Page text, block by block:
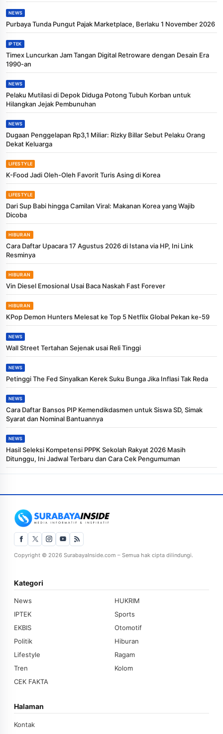
NEWS
Purbaya Tunda Pungut Pajak Marketplace, Berlaku 1 November 2026
IPTEK
Timex Luncurkan Jam Tangan Digital Retroware dengan Desain Era
1990-an
NEWS
Pelaku Mutilasi di Depok Diduga Potong Tubuh Korban untuk
Hilangkan Jejak Pembunuhan
NEWS
Dugaan Penggelapan Rp3,1 Miliar: Rizky Billar Sebut Pelaku Orang
Dekat Keluarga
LIFESTYLE
K-Food Jadi Oleh-Oleh Favorit Turis Asing di Korea
LIFESTYLE
Dari Sup Babi hingga Camilan Viral: Makanan Korea yang Wajib
Dicoba
HIBURAN
Cara Daftar Upacara 17 Agustus 2026 di Istana via HP, Ini Link
Resminya
HIBURAN
Vin Diesel Emosional Usai Baca Naskah Fast Forever
HIBURAN
KPop Demon Hunters Melesat ke Top 5 Netflix Global Pekan ke-59
NEWS
Wall Street Tertahan Sejenak usai Reli Tinggi
NEWS
Petinggi The Fed Sinyalkan Kerek Suku Bunga Jika Inflasi Tak Reda
NEWS
Cara Daftar Bansos PIP Kemendikdasmen untuk Siswa SD, Simak
Syarat dan Nominal Bantuannya
NEWS
Hasil Seleksi Kompetensi PPPK Sekolah Rakyat 2026 Masih
Ditunggu, Ini Jadwal Terbaru dan Cara Cek Pengumuman
Copyright © 2026 SurabayaInside.com – Semua hak cipta dilindungi.
Kategori
News
HUKRIM
IPTEK
Sports
EKBIS
Otomotif
Politik
Hiburan
Lifestyle
Ragam
Tren
Kolom
CEK FAKTA
Halaman
Kontak